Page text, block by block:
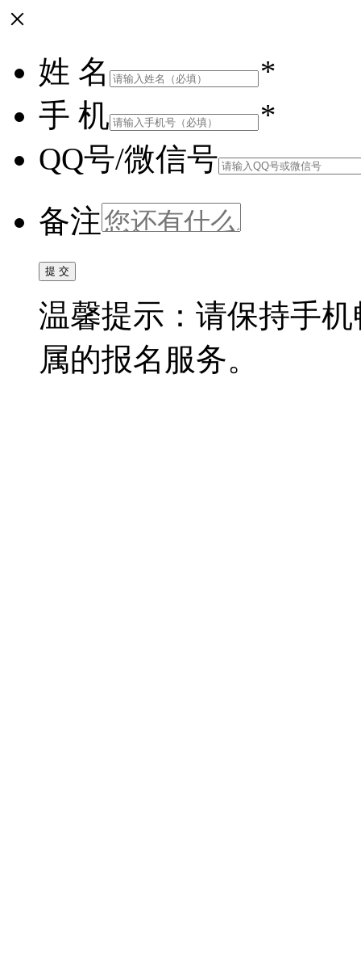
×
姓 名
*
手 机
*
QQ号/微信号
备注
温馨提示：请保持手
属的报名服务。